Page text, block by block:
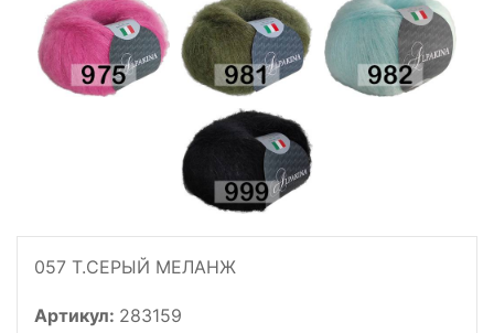
057 Т.СЕРЫЙ МЕЛАНЖ
Артикул: 283159